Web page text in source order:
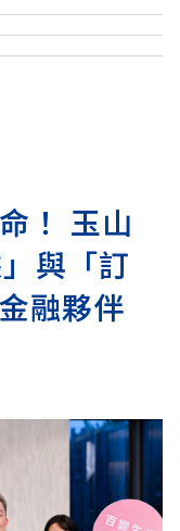
！ 玉山
與「訂
融夥伴